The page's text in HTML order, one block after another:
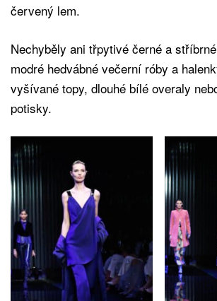
červený lem.
Nechyběly ani třpytivé černé a
modré hedvábné večerní róby a
vyšívané topy, dlouhé bílé overaly
potisky.